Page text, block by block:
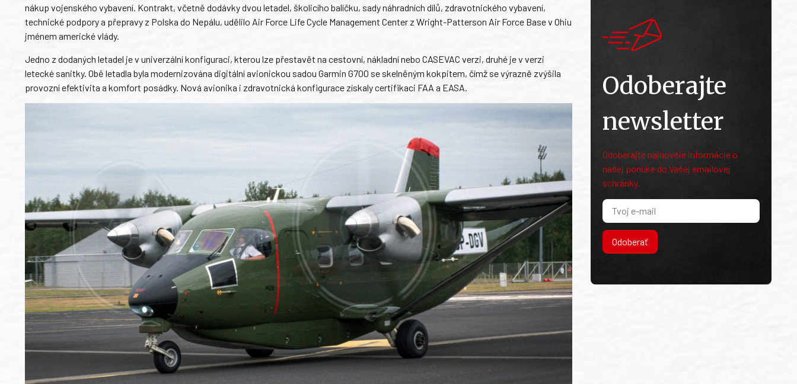
nákup vojenského vybavení. Kontrakt, včetně dodávky dvou letadel, školicího balíčku, sady náhradních dílů, zdravotnického vybavení,
technické podpory a přepravy z Polska do Nepálu, udělilo Air Force Life Cycle Management Center z Wright-Patterson Air Force Base v Ohiu
jménem americké vlády.
Jedno z dodaných letadel je v univerzální konfiguraci, kterou lze přestavět na cestovní, nákladní nebo CASEVAC verzi, druhé je v verzi
letecké sanitky. Obě letadla byla modernizována digitální avionickou sadou Garmin G700 se skelněným kokpitem, čímž se výrazně zvýšila
provozní efektivita a komfort posádky. Nová avionika i zdravotnická konfigurace získaly certifikaci FAA a EASA.
Odoberajte
newsletter
Odoberajte najnovšie informácie o
našej ponuke do Vašej emailovej
schránky.
Odoberať